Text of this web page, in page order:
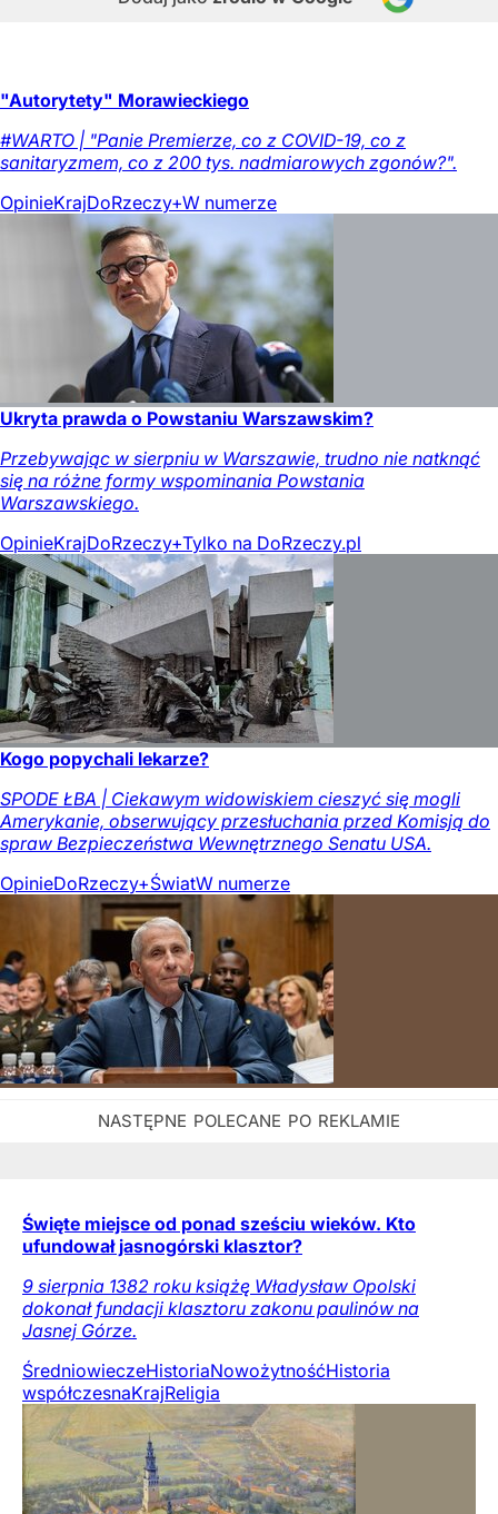
"Autorytety" Morawieckiego
#WARTO | "Panie Premierze, co z COVID-19, co z
sanitaryzmem, co z 200 tys. nadmiarowych zgonów?".
OpinieKrajDoRzeczy+W numerze
Ukryta prawda o Powstaniu Warszawskim?
Przebywając w sierpniu w Warszawie, trudno nie natknąć
się na różne formy wspominania Powstania
Warszawskiego.
OpinieKrajDoRzeczy+Tylko na DoRzeczy.pl
Kogo popychali lekarze?
SPODE ŁBA | Ciekawym widowiskiem cieszyć się mogli
Amerykanie, obserwujący przesłuchania przed Komisją do
spraw Bezpieczeństwa Wewnętrznego Senatu USA.
OpinieDoRzeczy+ŚwiatW numerze
Święte miejsce od ponad sześciu wieków. Kto
ufundował jasnogórski klasztor?
9 sierpnia 1382 roku książę Władysław Opolski
dokonał fundacji klasztoru zakonu paulinów na
Jasnej Górze.
ŚredniowieczeHistoriaNowożytnośćHistoria
współczesnaKrajReligia